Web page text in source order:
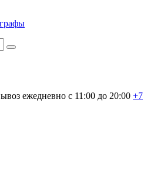
ежедневно с 11:00 до 20:00 +7